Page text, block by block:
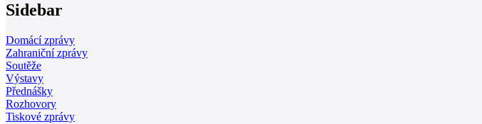
Sidebar
Domácí zprávy
Zahraniční zprávy
Soutěže
Výstavy
Přednášky
Rozhovory
Tiskové zprávy